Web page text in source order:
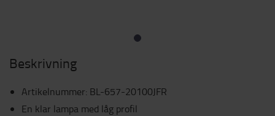
Beskrivning
Artikelnummer: BL-657-20100JFR
En klar lampa med låg profil